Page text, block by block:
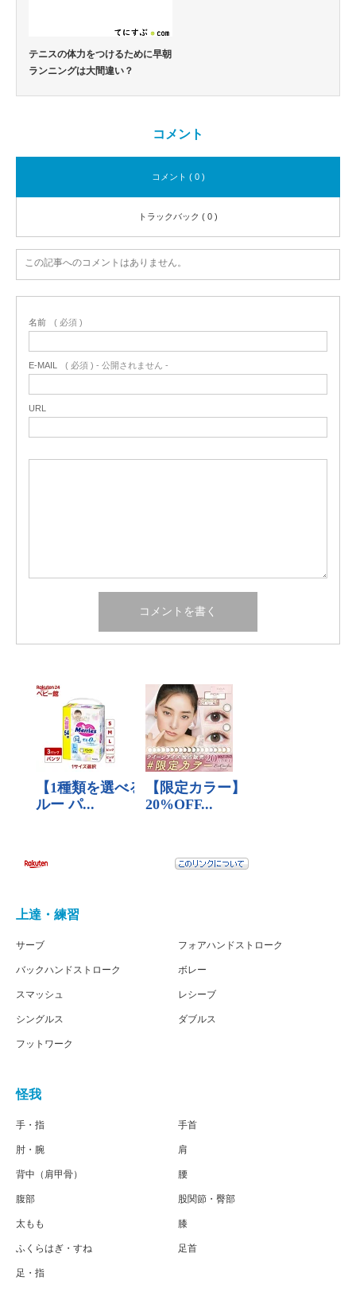
テニスの体力をつけるために早朝
ランニングは大間違い？
コメント
コメント ( 0 )
トラックバック ( 0 )
この記事へのコメントはありません。
名前 ( 必須 )
E-MAIL ( 必須 ) - 公開されません -
URL
上達・練習
サーブ
バックハンドストローク
スマッシュ
シングルス
フットワーク
フォアハンドストローク
ボレー
レシーブ
ダブルス
怪我
手・指
肘・腕
背中（肩甲骨）
腹部
太もも
ふくらはぎ・すね
足・指
手首
肩
腰
股関節・臀部
膝
足首